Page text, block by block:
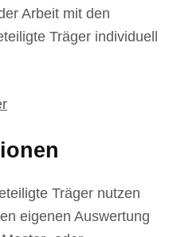
Arbeit mit den
Träger individuell
Träger nutzen
eigenen Auswertung